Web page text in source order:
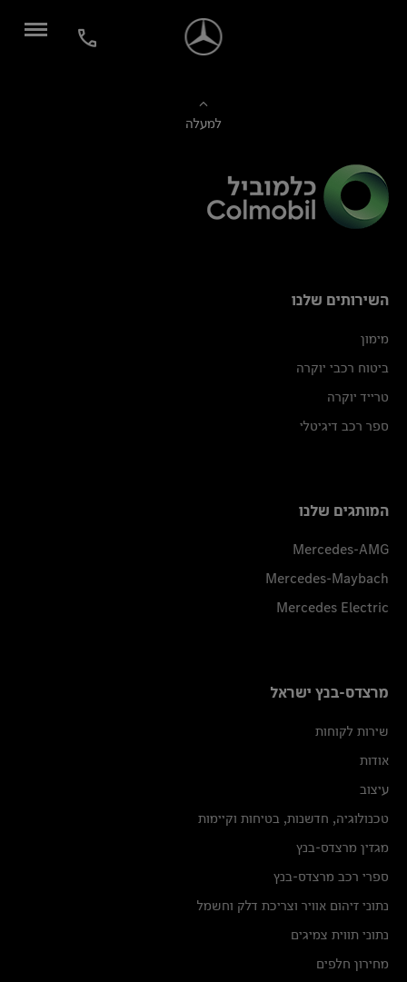
למעלה
השירותים שלנו
מימון
ביטוח רכבי יוקרה
טרייד יוקרה
ספר רכב דיגיטלי
המותגים שלנו
Mercedes-AMG
Mercedes-Maybach
Mercedes Electric
מרצדס-בנץ ישראל
שירות לקוחות
אודות
עיצוב
טכנולוגיה, חדשנות, בטיחות וקיימות
מגזין מרצדס-בנץ
ספרי רכב מרצדס-בנץ
נתוני זיהום אוויר וצריכת דלק וחשמל
נתוני תווית צמיגים
מחירון חלפים